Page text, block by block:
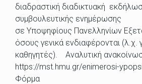
διαδραστική διαδικτυακή
συμβουλευτικής ενημέρωσης
σε Υποψηφίους Πανελληνίων
όσους γενικά ενδιαφέρονται (λ.χ.
καθηγητές). Αναλυτική
https://mst.hmu.gr/enimerosi-
Φόρμα